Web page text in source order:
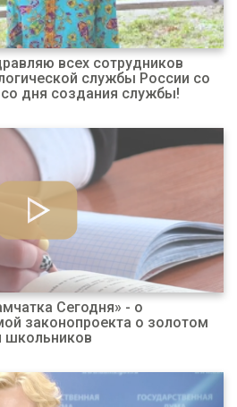
всех сотрудников
службы России со
дня создания службы!
Сегодня» - о
законопроекта о золотом
школьников